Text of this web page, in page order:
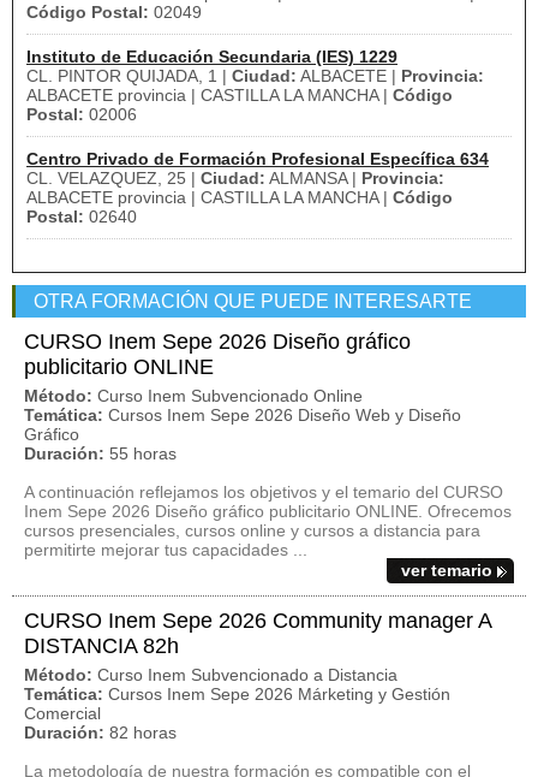
Código Postal: 02049
Instituto de Educación Secundaria (IES) 1229
CL. PINTOR QUIJADA, 1 | Ciudad: ALBACETE | Provincia:
ALBACETE provincia | CASTILLA LA MANCHA | Código
Postal: 02006
Centro Privado de Formación Profesional Específica 634
CL. VELAZQUEZ, 25 | Ciudad: ALMANSA | Provincia:
ALBACETE provincia | CASTILLA LA MANCHA | Código
Postal: 02640
OTRA FORMACIÓN QUE PUEDE INTERESARTE
CURSO Inem Sepe 2026 Diseño gráfico
publicitario ONLINE
Método: Curso Inem Subvencionado Online
Temática: Cursos Inem Sepe 2026 Diseño Web y Diseño
Gráfico
Duración: 55 horas
A continuación reflejamos los objetivos y el temario del CURSO
Inem Sepe 2026 Diseño gráfico publicitario ONLINE. Ofrecemos
cursos presenciales, cursos online y cursos a distancia para
permitirte mejorar tus capacidades ...
ver temario
CURSO Inem Sepe 2026 Community manager A
DISTANCIA 82h
Método: Curso Inem Subvencionado a Distancia
Temática: Cursos Inem Sepe 2026 Márketing y Gestión
Comercial
Duración: 82 horas
La metodología de nuestra formación es compatible con el